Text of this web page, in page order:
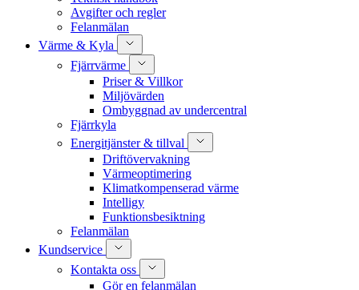
Avgifter och regler
Felanmälan
Värme & Kyla
Fjärrvärme
Priser & Villkor
Miljövärden
Ombyggnad av undercentral
Fjärrkyla
Energitjänster & tillval
Driftövervakning
Värmeoptimering
Klimatkompenserad värme
Intelligy
Funktionsbesiktning
Felanmälan
Kundservice
Kontakta oss
Gör en felanmälan